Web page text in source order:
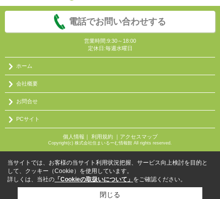
電話でお問い合わせする
営業時間:9:30～18:00
定休日:毎週水曜日
ホーム
会社概要
お問合せ
PCサイト
個人情報 ｜ 利用規約｜ アクセスマップ
Copyright(c) 株式会社住まいるーむ情報館 All rights reserved.
当サイトでは、お客様の当サイト利用状況把握、サービス向上検討を目的と
して、クッキー（Cookie）を使用しています。
詳しくは、当社の 「Cookieの取扱いについて」 をご確認ください。
閉じる